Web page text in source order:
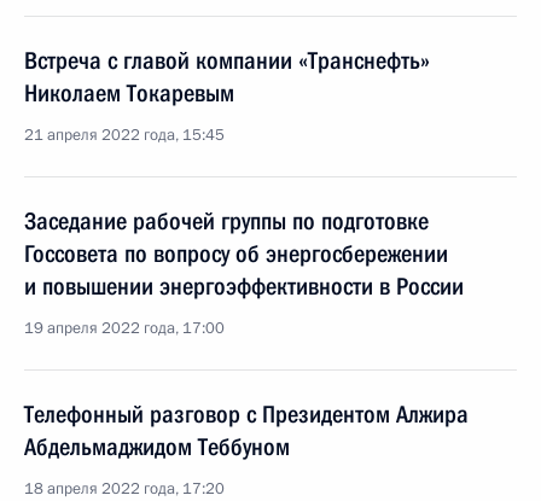
Встреча с главой компании «Транснефть»
Николаем Токаревым
21 апреля 2022 года, 15:45
Заседание рабочей группы по подготовке
Госсовета по вопросу об энергосбережении
и повышении энергоэффективности в России
19 апреля 2022 года, 17:00
Телефонный разговор с Президентом Алжира
Абдельмаджидом Теббуном
18 апреля 2022 года, 17:20